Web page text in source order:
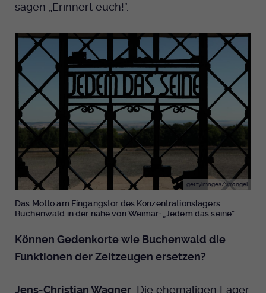
sagen „Erinnert euch!“.
gettyimages/wrangel
Das Motto am Eingangstor des Konzentrationslagers
Buchenwald in der nähe von Weimar: „Jedem das seine“
Können Gedenkorte wie Buchenwald die
Funktionen der Zeitzeugen ersetzen?
Jens-Christian Wagner: Die ehemaligen Lager